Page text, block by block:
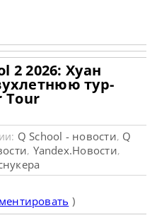
2 2026: Хуан
тур-
Tour
Q School - новости, Q
, Yandex.Новости,
)